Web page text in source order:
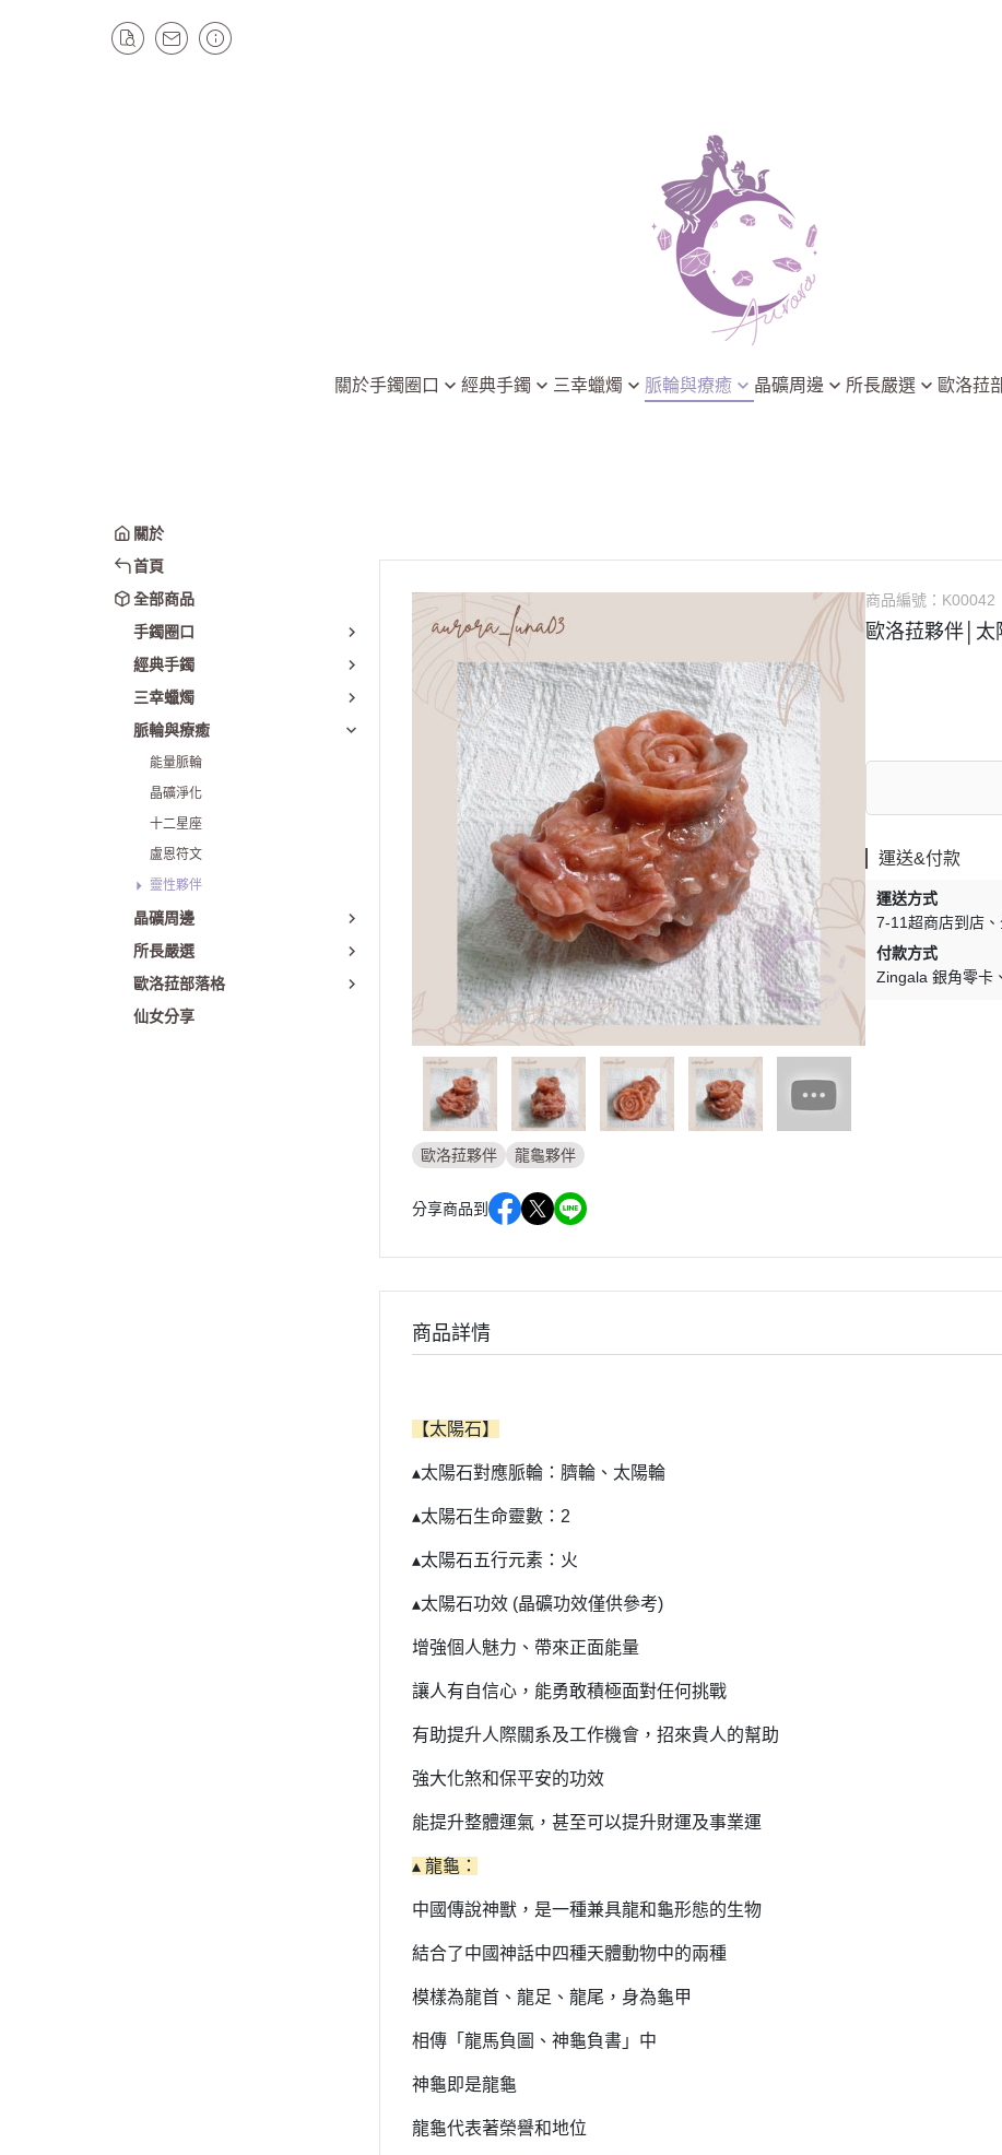
關於手鐲圈口 經典手鐲
貓鐲｜雕刻鐲
套鐲(手鐲+鐲心)
三幸蠟燭 脈輪與療癒 晶礦周邊 所長嚴選 歐洛菈
關於
首頁
全部商品
手鐲圈口
經典手鐲
三幸蠟燭
脈輪與療癒
能量脈輪
晶礦淨化
十二星座
盧恩符文
靈性夥伴
晶礦周邊
所長嚴選
歐洛菈部落格
仙女分享
歐洛菈夥伴 龍龜夥伴
分享商品到
商品編號： K00042
歐洛菈夥伴│太
運送&付款
運送方式
7-11超商店到店
付款方式
Zingala 銀角零卡
商品詳情
【太陽石】
▴太陽石對應脈輪：臍輪、太陽輪
▴太陽石生命靈數：2
▴太陽石五行元素：火
▴太陽石功效 (晶礦功效僅供參考)
增強個人魅力、帶來正面能量
讓人有自信心，能勇敢積極面對任何挑戰
有助提升人際關系及工作機會，招來貴人的幫助
強大化煞和保平安的功效
能提升整體運氣，甚至可以提升財運及事業運
▴ 龍龜：
中國傳說神獸，是一種兼具龍和龜形態的生物
結合了中國神話中四種天體動物中的兩種
模樣為龍首、龍足、龍尾，身為龜甲
相傳「龍馬負圖、神龜負書」中
神龜即是龍龜
龍龜代表著榮譽和地位